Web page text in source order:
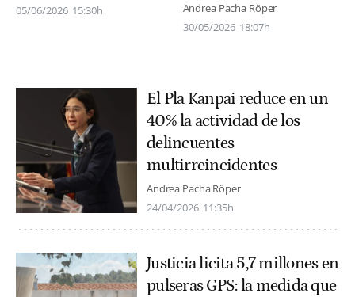
05/06/2026 15:30h
Andrea Pacha Röper
30/05/2026 18:07h
El Pla Kanpai reduce en un
40% la actividad de los
delincuentes
multirreincidentes
Andrea Pacha Röper
24/04/2026 11:35h
Justicia licita 5,7 millones en
pulseras GPS: la medida que